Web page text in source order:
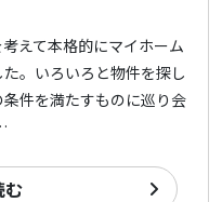
えて本格的にマイホーム
。いろいろと物件を探し
件を満たすものに巡り会
む